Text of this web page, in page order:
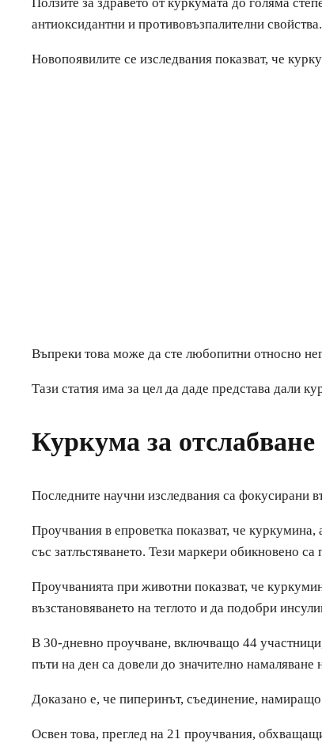
антиоксидантни и противовъзпалителни
Новопоявилите се изследвания показват, че
Въпреки това може да сте любопитни относно
Тази статия има за цел да даде представа дали
Куркума за отслабване
Последните научни изследвания са фокусирани
Проучвания в епроветка показват, че
със затлъстяването. Тези маркери обикновено
Проучванията при животни показват, че
възстановяването на теглото и да подобри
В 30-дневно проучване, включващо 44
пъти на ден са довели до значително намаляване
Доказано е, че пиперинът, съединение,
Освен това, преглед на 21 проучвания,